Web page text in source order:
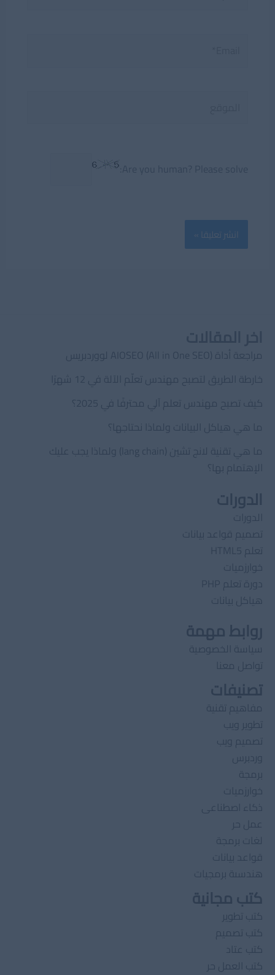
مراجعة أداة AIOSEO (All in One SEO) لووردبريس
خارطة الطريق لتصبح مهندس تعلّم الآلة في 12 شهرًا
كيف تصبح مهندس تعلم آلي محترفًا في 2025؟
ما هي هياكل البيانات ولماذا نحتاجها؟
ما هي تقنية لانج تشين (lang chain) ولماذا يجب عليك
الإهتمام بها؟
الدورات
الدورات
تصميم قواعد بيانات
تعلم HTML5
خوارزميات
دورة تعلم PHP
هياكل بيانات
روابط مهمة
سياسة الخصوصية
تواصل معنا
تصنيفات
مفاهيم تقنية
تطوير ويب
تصميم ويب
وردبرس
برمجة
خوارزميات
ذكاء اصطناعى
عمل حر
لغات برمجة
قواعد بيانات
هندسىة برمجيات
كتب مجانية
كتب تطوير
كتب تصميم
كتب عتاد
كتب العمل حر